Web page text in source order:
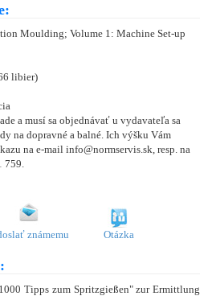
Moulding; Volume 1: Machine Set-up
libier)
a musí sa objednávať u vydavateľa sa
na dopravné a balné. Ich výšku Vám
na e-mail info@normservis.sk, resp. na
známemu Otázka
Tipps zum Spritzgießen" zur Ermittlung